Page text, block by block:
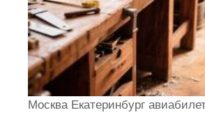
Москва Екатеринбург